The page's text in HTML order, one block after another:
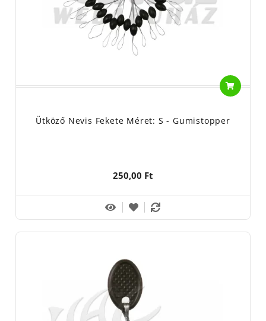
Ütköző Nevis Fekete Méret: S - Gumistopper
250,00 Ft